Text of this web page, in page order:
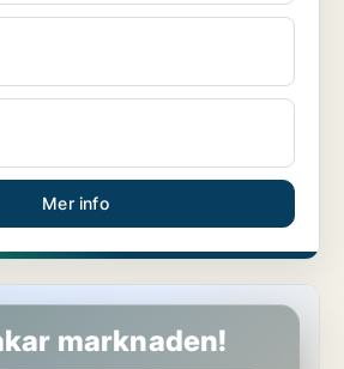
Mer info
marknaden!